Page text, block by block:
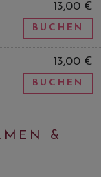
13,00 €
BUCHEN
13,00 €
BUCHEN
&